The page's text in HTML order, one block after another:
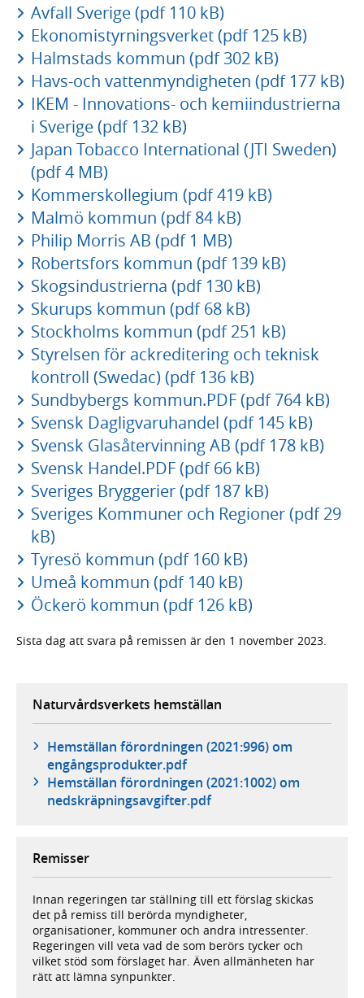
Avfall Sverige (pdf 110 kB)
Ekonomistyrningsverket (pdf 125 kB)
Halmstads kommun (pdf 302 kB)
Havs-och vattenmyndigheten (pdf 177 kB)
IKEM - Innovations- och kemiindustrierna
i Sverige (pdf 132 kB)
Japan Tobacco International (JTI Sweden)
(pdf 4 MB)
Kommerskollegium (pdf 419 kB)
Malmö kommun (pdf 84 kB)
Philip Morris AB (pdf 1 MB)
Robertsfors kommun (pdf 139 kB)
Skogsindustrierna (pdf 130 kB)
Skurups kommun (pdf 68 kB)
Stockholms kommun (pdf 251 kB)
Styrelsen för ackreditering och teknisk
kontroll (Swedac) (pdf 136 kB)
Sundbybergs kommun.PDF (pdf 764 kB)
Svensk Dagligvaruhandel (pdf 145 kB)
Svensk Glasåtervinning AB (pdf 178 kB)
Svensk Handel.PDF (pdf 66 kB)
Sveriges Bryggerier (pdf 187 kB)
Sveriges Kommuner och Regioner (pdf 29
kB)
Tyresö kommun (pdf 160 kB)
Umeå kommun (pdf 140 kB)
Öckerö kommun (pdf 126 kB)
Sista dag att svara på remissen är den 1 november 2023.
Naturvårdsverkets hemställan
Hemställan förordningen (2021:996) om
engångsprodukter.pdf
Hemställan förordningen (2021:1002) om
nedskräpningsavgifter.pdf
Remisser
Innan regeringen tar ställning till ett förslag skickas
det på remiss till berörda myndigheter,
organisationer, kommuner och andra intressenter.
Regeringen vill veta vad de som berörs tycker och
vilket stöd som förslaget har. Även allmänheten har
rätt att lämna synpunkter.